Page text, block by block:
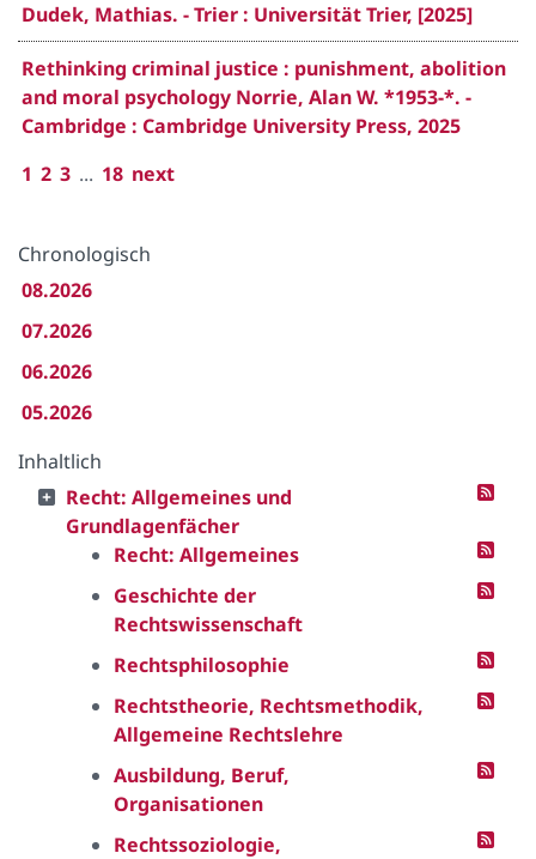
Dudek, Mathias. - Trier : Universität Trier, [2025]
Rethinking criminal justice : punishment, abolition
and moral psychology Norrie, Alan W. *1953-*. -
Cambridge : Cambridge University Press, 2025
1 2 3 ... 18 next
Chronologisch
08.2026
07.2026
06.2026
05.2026
Inhaltlich
Recht: Allgemeines und
Grundlagenfächer
Recht: Allgemeines
Geschichte der
Rechtswissenschaft
Rechtsphilosophie
Rechtstheorie, Rechtsmethodik,
Allgemeine Rechtslehre
Ausbildung, Beruf,
Organisationen
Rechtssoziologie,